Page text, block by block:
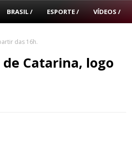
BRASIL / ESPORTE / VÍDEOS /
das 16h.
Catarina, logo